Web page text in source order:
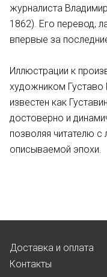
журналиста
1862). Его перевод,
впервые за
Иллюстрации к
художником
известен как
достоверно и
позволяя читателю
описываемой эпохи.
Доставка и оплата
Контакты